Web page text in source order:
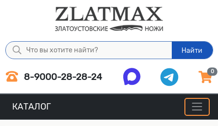
Найти
8-9000-28-28-24 0
КАТАЛОГ